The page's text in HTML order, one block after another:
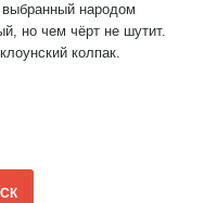
народом
но чем чёрт не шутит.
колпак.